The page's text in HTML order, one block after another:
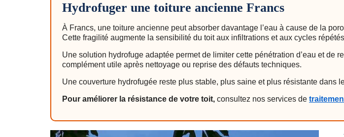
Hydrofuger une toiture ancienne Francs
À Francs, une toiture ancienne peut absorber davantage l’eau à cause de la
Cette fragilité augmente la sensibilité du toit aux infiltrations et aux cycles
Une solution hydrofuge adaptée permet de limiter cette pénétration d’eau et de
complément utile après nettoyage ou reprise des défauts techniques.
Une couverture hydrofugée reste plus stable, plus saine et plus résistante dans
Pour améliorer la résistance de votre toit, consultez nos services de